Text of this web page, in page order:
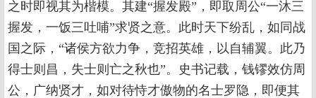
之时即视其为楷模。其建“握发殿”，即取周公“一沐三
握发，一饭三吐哺”求贤之意。此时天下纷乱，如同战
国之际，“诸侯方欲力争，竞招英雄，以自辅翼。此乃
得士则昌，失士则亡之秋也”。史书记载，钱镠效仿周
公，广纳贤才，如对待恃才傲物的名士罗隐，即便其